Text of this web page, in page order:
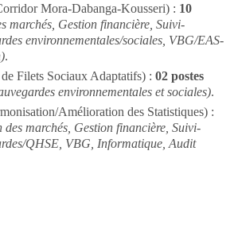
Mora-Dabanga-Kousseri) : 10
marchés, Gestion financière, Suivi-
environnementales/sociales, VBG/EAS-
.
Filets Sociaux Adaptatifs) : 02 postes
environnementales et sociales).
Amélioration des Statistiques) :
des marchés, Gestion financière, Suivi-
QHSE, VBG, Informatique, Audit